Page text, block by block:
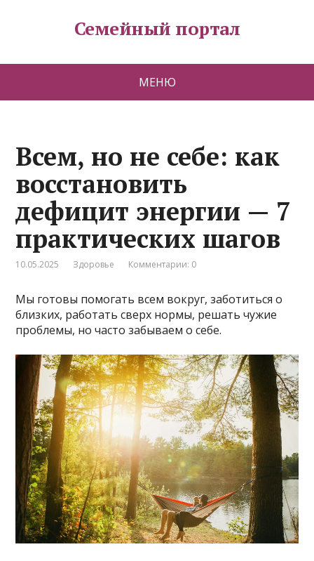
Семейный портал
МЕНЮ
Всем, но не себе: как
восстановить
дефицит энергии — 7
практических шагов
10.05.2025 Здоровье Комментарии: 0
Мы готовы помогать всем вокруг, заботиться о
близких, работать сверх нормы, решать чужие
проблемы, но часто забываем о себе.